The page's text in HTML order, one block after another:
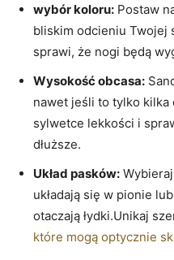
wybór koloru: Postaw
bliskim odcieniu Twojej
sprawi, że nogi będą
Wysokość obcasa:
nawet jeśli to tylko kilka
sylwetce lekkości i
dłuższe.
Układ pasków:
układają się w pionie
otaczają łydki.Unikaj
które mogą optycznie